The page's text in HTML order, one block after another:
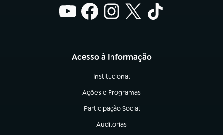
Acesso à Informação
Institucional
(abre em nova aba)
Ações e Programas
(abre em nova aba)
Participação Social
(abre em nova aba)
Auditorias
(abre em nova aba)